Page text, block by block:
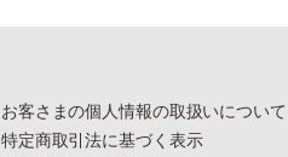
お客さまの個人情報の取扱いについて
特定商取引法に基づく表示